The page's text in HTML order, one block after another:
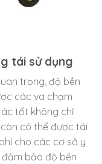
tái sử dụng
trọng, độ bền
các va chạm
tốt không chỉ
có thể được tái
cho các cơ sở y
đảm bảo độ bền